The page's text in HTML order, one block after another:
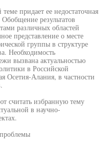
придает ее недостаточная
результатов
различных областей
представление о месте
группы в структуре
Необходимость
вызвана актуальностью
в Российской
Осетия-Алания, в частности
считать избранную тему
в научно-